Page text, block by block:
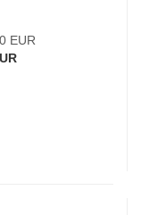
EUR